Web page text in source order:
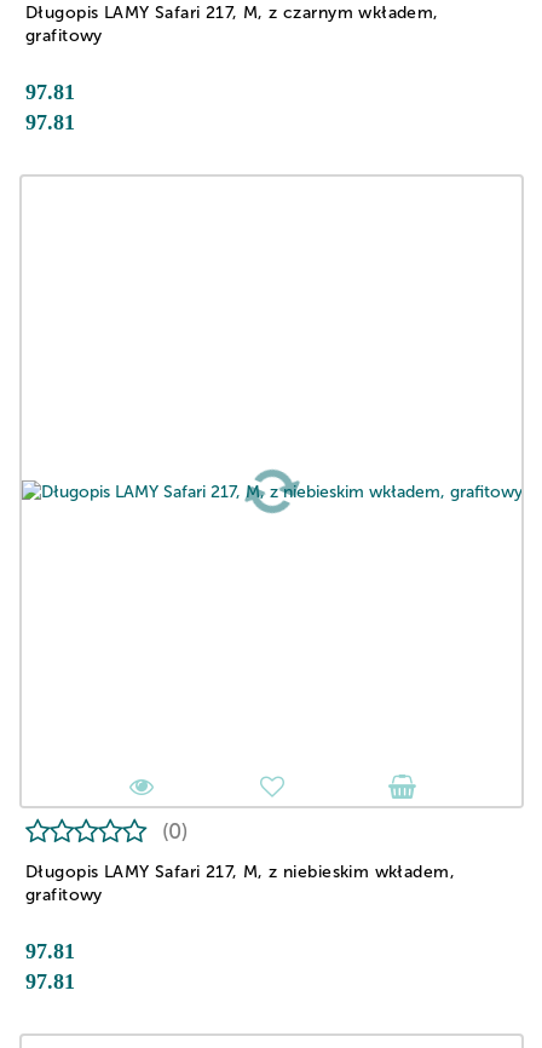
Długopis LAMY Safari 217, M, z czarnym wkładem,
grafitowy
97.81
97.81
Długopis LAMY Safari 217, M, z niebieskim wkładem,
grafitowy
(0)
97.81
97.81